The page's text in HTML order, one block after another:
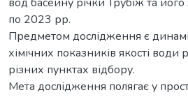
по 2023 рр.
Предметом дослідження є
хімічних показників якості води
різних пунктах відбору.
Мета дослідження полягає у